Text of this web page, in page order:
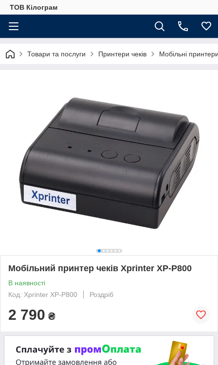
ТОВ Кілограм
Товари та послуги Принтери чеків Мобільні
Мобільний принтер чеків Xprinter XP-P800
В наявності
Код: Xprinter XP-P800
Роздріб
2 790 ₴